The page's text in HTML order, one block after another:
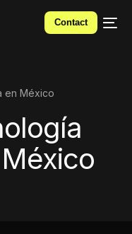
Contact
en México